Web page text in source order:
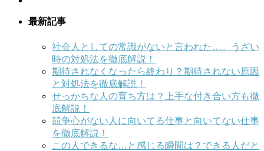
最新記事
社会人としての常識がないと言われた…。うざい
時の対処法を徹底解説！
期待されなくなったら終わり？期待されない原因
と対処法を徹底解説！
せっかちな人の育ち方は？上手な付き合い方も徹
底解説！
競争心がない人に向いてる仕事と向いてない仕事
を徹底解説！
この人できるな…と感じる瞬間は？できる人だと